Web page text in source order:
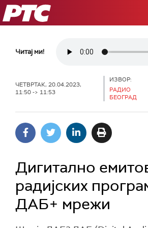
РТС
Читај ми!
ЧЕТВРТАК, 20.04.2023,
11:50 -> 11:53
ИЗВОР:
РАДИО
БЕОГРАД
Дигитално
радијских
ДАБ+ мрежи